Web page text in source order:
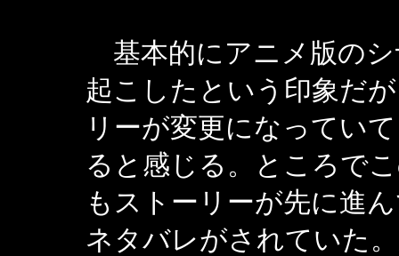
基本的にアニメ版の
起こしたという印象だ
リーが変更になってい
ると感じる。ところで
もストーリーが先に進
ネタバレがされていた